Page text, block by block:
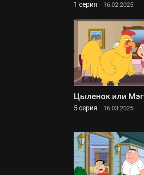
1 серия 16.02.2025
Цыленок или Мэг
5 серия 16.03.2025